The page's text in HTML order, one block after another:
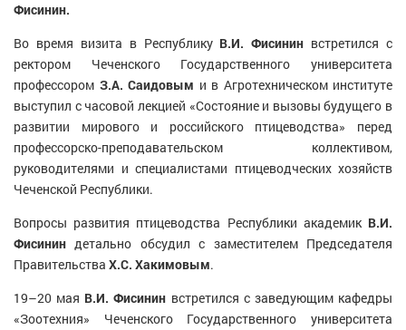
Фисинин.
Во время визита в Республику В.И. Фисинин встретился с
ректором Чеченского Государственного университета
профессором З.А. Саидовым и в Агротехническом институте
выступил с часовой лекцией «Состояние и вызовы будущего в
развитии мирового и российского птицеводства» перед
профессорско-преподавательском коллективом,
руководителями и специалистами птицеводческих хозяйств
Чеченской Республики.
Вопросы развития птицеводства Республики академик В.И.
Фисинин детально обсудил с заместителем Председателя
Правительства Х.С. Хакимовым.
19–20 мая В.И. Фисинин встретился с заведующим кафедры
«Зоотехния» Чеченского Государственного университета